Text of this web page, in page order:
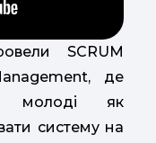
SCRUM
де
молоді як
систему на